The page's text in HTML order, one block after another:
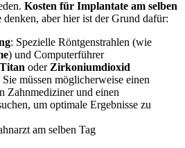
Kosten für Implantate am selben
denken, aber hier ist der Grund dafür:
: Spezielle Röntgenstrahlen (wie
) und Computerführer
Titan oder Zirkoniumdioxid
müssen möglicherweise einen
Zahnmediziner und einen
um optimale Ergebnisse zu
am selben Tag